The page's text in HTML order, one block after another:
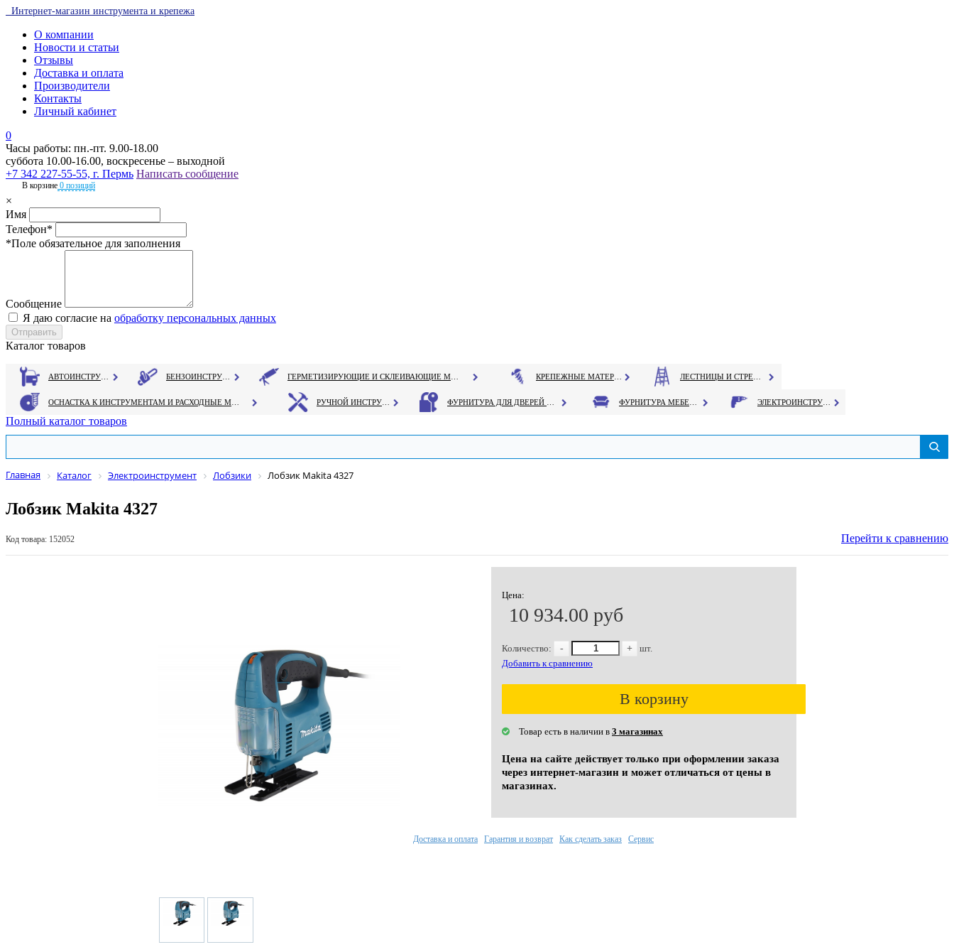
Интернет-магазин инструмента и крепежа
О компании
Новости и статьи
Отзывы
Доставка и оплата
Производители
Контакты
Личный кабинет
0
Часы работы: пн.-пт. 9.00-18.00
суббота 10.00-16.00, воскресенье – выходной
+7 342 227-55-55, г. Пермь Написать сообщение
В корзине 0 позиций
×
Имя
Телефон*
*Поле обязательное для заполнения
Сообщение
Я даю согласие на обработку персональных данных
Каталог товаров
Полный каталог товаров
Главная Каталог Электроинструмент Лобзики Лобзик Makita 4327
Лобзик Makita 4327
Код товара: 152052 Перейти к сравнению
Цена:
10 934.00 руб
Количество: - +
шт.
Добавить к сравнению
В корзину
Товар есть в наличии в 3 магазинах
Цена на сайте действует только при оформлении заказа
через интернет-магазин и может отличаться от цены в
магазинах.
Доставка и оплата Гарантия и возврат Как сделать заказ Сервис